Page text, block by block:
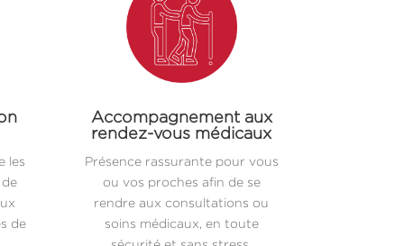
les
de
Accompagnement aux
rendez-vous médicaux
Présence rassurante pour vous
ou vos proches afin de se
rendre aux consultations ou
soins médicaux, en toute